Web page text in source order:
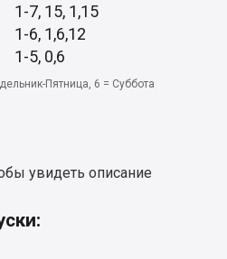
1-7, 15, 1,15
1-6, 1,6,12
1-5, 0,6
Пятница, 6 = Суббота
увидеть описание